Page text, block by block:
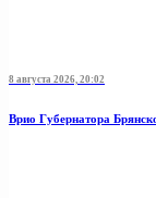
8 августа 2026, 20:02
Врио Губернатора